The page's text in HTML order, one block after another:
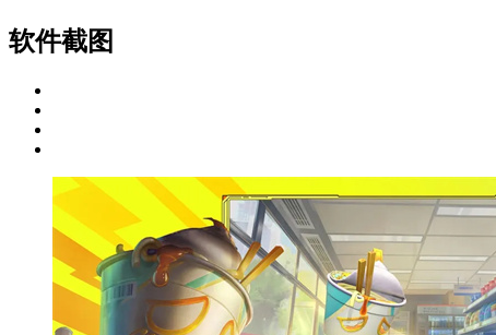
软件截图